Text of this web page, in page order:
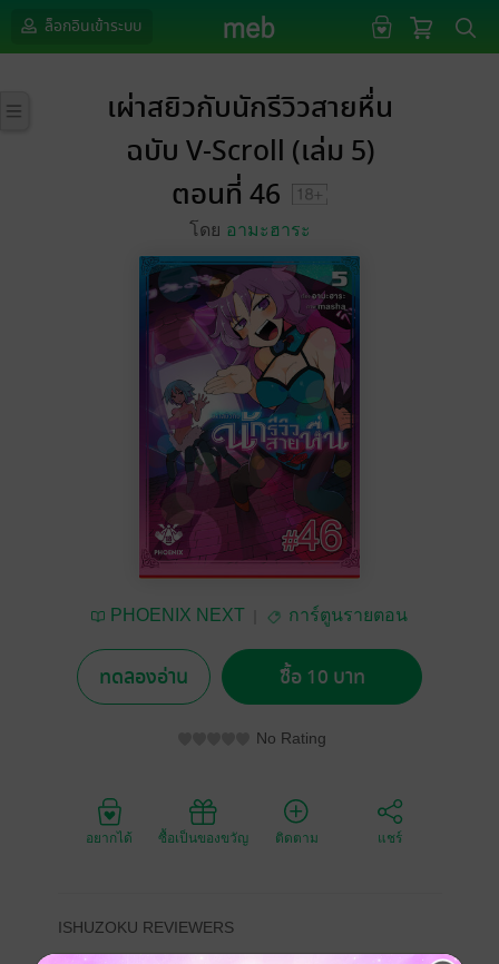
ล็อกอินเข้าระบบ
เผ่าสยิวกับนักรีวิวสายหื่น
ฉบับ V-Scroll (เล่ม 5)
ตอนที่ 46
โดย อามะฮาระ
PHOENIX NEXT การ์ตูนรายตอน
ทดลองอ่าน ซื้อ 10 บาท
No Rating
อยากได้ ซื้อเป็นของขวัญ ติดตาม แชร์
ISHUZOKU REVIEWERS